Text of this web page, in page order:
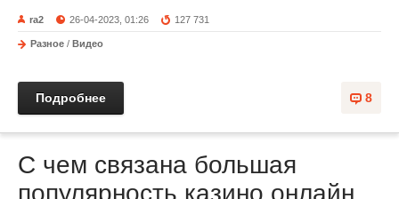
ra2 26-04-2023, 01:26 127 731
Разное / Видео
8
Подробнее
С чем связана большая
популярность казино онлайн